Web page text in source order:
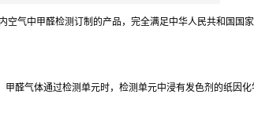
空气中甲醛检测订制的产品，完全满足中华人民共和国
甲醛气体通过检测单元时，检测单元中浸有发色剂的纸